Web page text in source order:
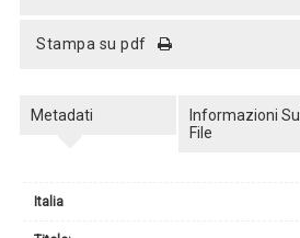
stampa su pdf
Metadati
Italia
Informazioni Sul
File